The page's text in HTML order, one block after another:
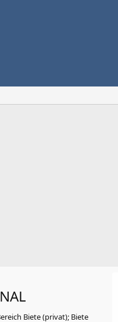
Biete (privat); Biete